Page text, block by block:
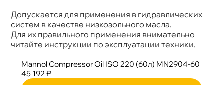
Допускается для применения в гидравлических
систем в качестве низкозольного масла.
Для их правильного применения внимательно
читайте инструкции по эксплуатации техники.
Mannol Compressor Oil ISO 220 (60л) MN2904-60
45 192 ₽